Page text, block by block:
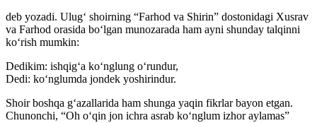
deb yozadi. Ulug‘ shoirning “Farhod va Shirin” dostonidagi Xusrav
va Farhod orasida bo‘lgan munozarada ham ayni shunday talqinni
ko‘rish mumkin:
Dedikim: ishqig‘a ko‘nglung o‘rundur,
Dedi: ko‘nglumda jondek yoshirindur.
Shoir boshqa g‘azallarida ham shunga yaqin fikrlar bayon etgan.
Chunonchi, “Oh o‘qin jon ichra asrab ko‘nglum izhor aylamas”